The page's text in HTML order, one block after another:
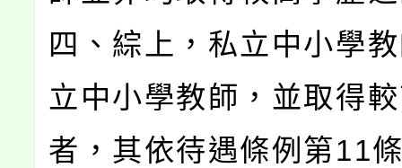
四、綜上，私立中小學
立中小學教師，並取得
者，其依待遇條例第11